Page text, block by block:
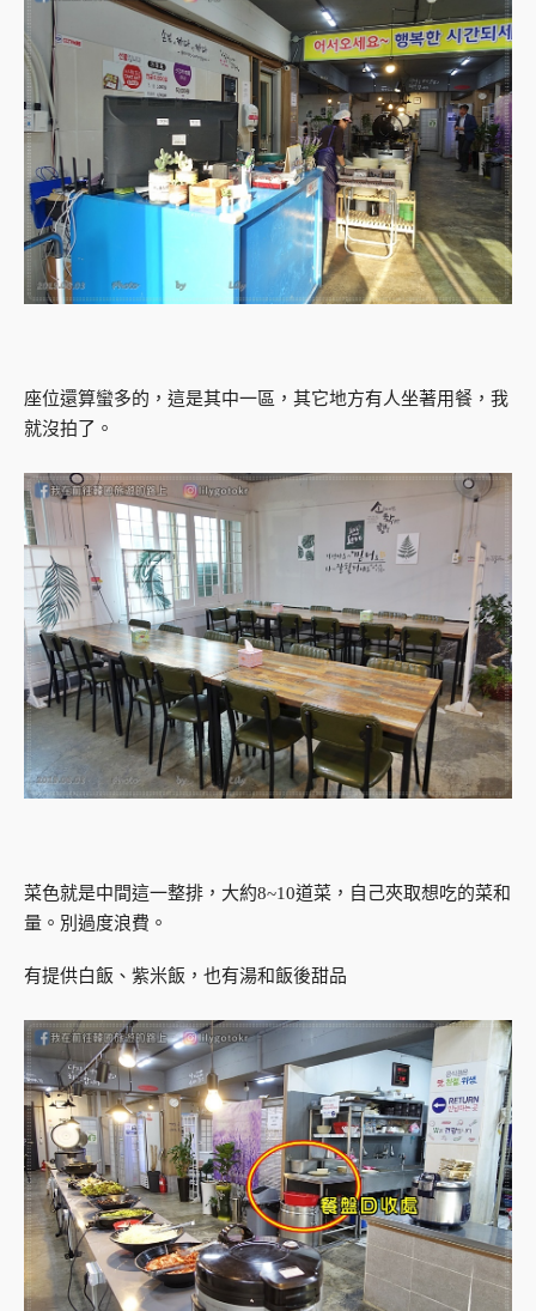
座位還算蠻多的，這是其中一區，其它地方有人坐著用餐，我
就沒拍了。
菜色就是中間這一整排，大約8~10道菜，自己夾取想吃的菜和
量。別過度浪費。
有提供白飯、紫米飯，也有湯和飯後甜品